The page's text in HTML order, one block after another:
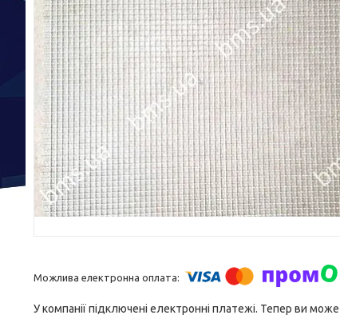
У компанії підключені електронні платежі. Тепер ви